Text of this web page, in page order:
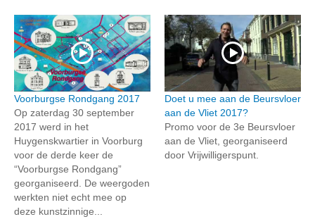
Voorburgse Rondgang 2017
Op zaterdag 30 september
2017 werd in het
Huygenskwartier in Voorburg
voor de derde keer de
“Voorburgse Rondgang”
georganiseerd. De weergoden
werkten niet echt mee op
deze kunstzinnige...
Doet u mee aan de Beursvloer
aan de Vliet 2017?
Promo voor de 3e Beursvloer
aan de Vliet, georganiseerd
door Vrijwilligerspunt.